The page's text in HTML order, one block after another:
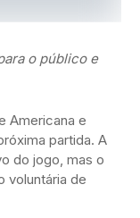
o público e
Americana e
partida. A
do jogo, mas o
voluntária de